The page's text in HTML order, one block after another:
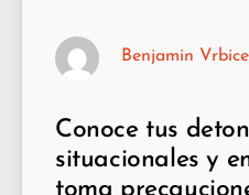
Conoce tus
situacionales y
Benjamin